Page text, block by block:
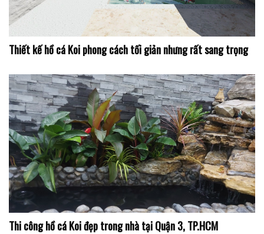
Thiết kế hồ cá Koi phong cách tối giản nhưng rất sang trọng
Thi công hồ cá Koi đẹp trong nhà tại Quận 3, TP.HCM